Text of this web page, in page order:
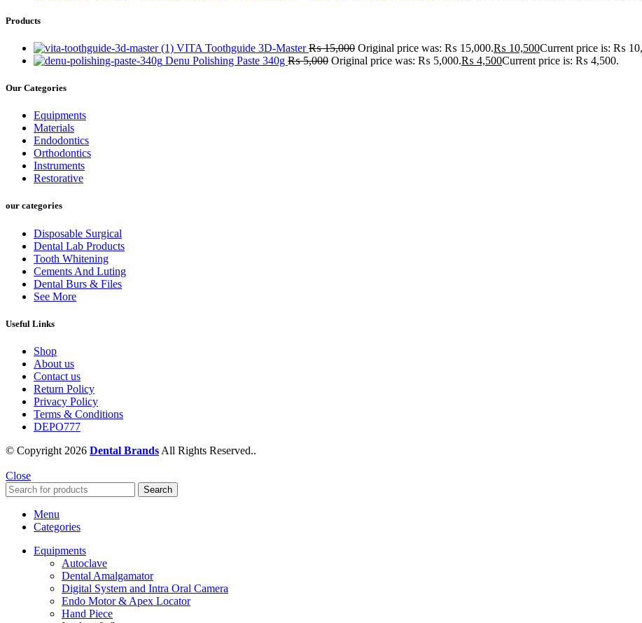
Products
VITA Toothguide 3D-Master₨15,000 Original price was: ₨ 15,000.₨ 10,500Current price is: ₨
Denu Polishing Paste 340g ₨5,000 Original price was: ₨ 5,000.₨ 4,500Current price is: ₨ 4,500.
Our Categories
Equipments
Materials
Endodontics
Orthodontics
Instruments
Restorative
our categories
Disposable Surgical
Dental Lab Products
Tooth Whitening
Cements And Luting
Dental Burs & Files
See More
Useful Links
Shop
About us
Contact us
Return Policy
Privacy Policy
Terms & Conditions
DEPO777
© Copyright 2026 Dental Brands All Rights Reserved..
Close
Search
Menu
Categories
Equipments
Autoclave
Dental Amalgamator
Digital System and Intra Oral Camera
Endo Motor & Apex Locator
Hand Piece